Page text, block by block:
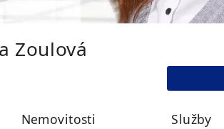
Zoulová
Nemovitosti Služby